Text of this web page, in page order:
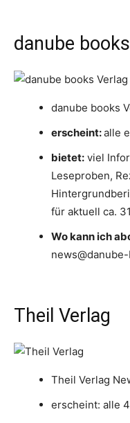
danube
danube books
erscheint:alle
bietet:viel
Leseproben,
für aktuell ca.
Wo kann ich
Theil Verlag
Theil Verlag
erscheint: alle